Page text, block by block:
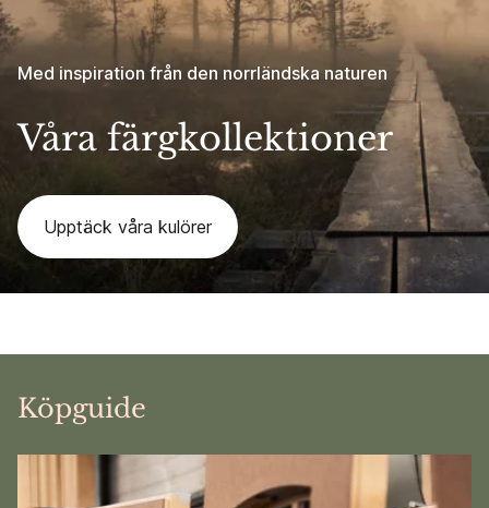
Med inspiration från den norrländska naturen
Våra färgkollektioner
Upptäck våra kulörer
Köpguide